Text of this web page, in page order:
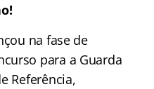
na fase de
para a Guarda
Referência,